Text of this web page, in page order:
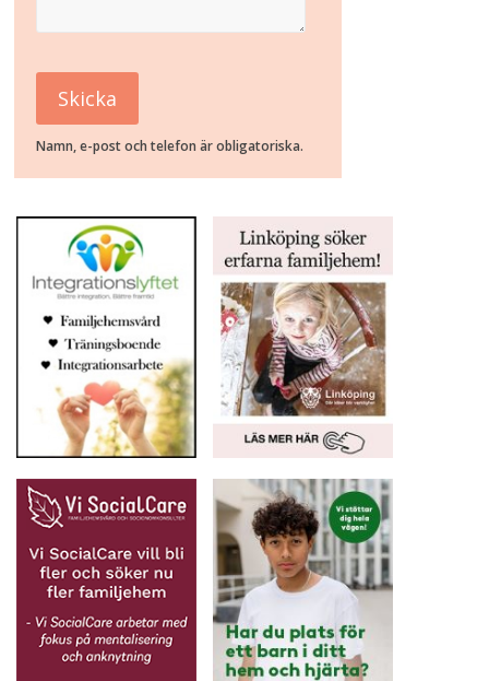
Namn, e-post och telefon är obligatoriska.